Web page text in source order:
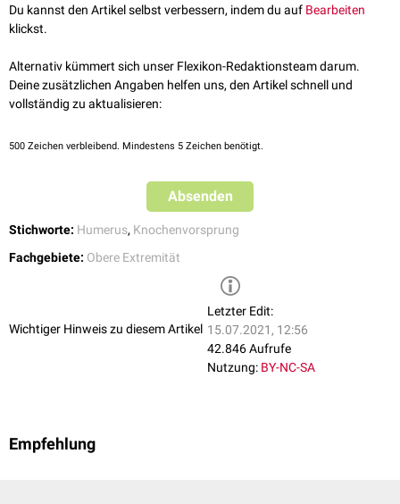
Tuberculum minus liegt
des Tuberculum majus.
derSulcus intertubercularis.
Du kannst den Artikel selbst verbessern, indem du auf Bearbeiten
klickst.
Alternativ kümmert sich unser Flexikon-Redaktionsteam darum.
Deine zusätzlichen Angaben helfen uns, den Artikel schnell und
vollständig zu aktualisieren:
500 Zeichen verbleibend. Mindestens 5 Zeichen benötigt.
Absenden
Stichworte: Humerus, Knochenvorsprung
Fachgebiete: Obere Extremität
Wichtiger Hinweis zu diesem Artikel
Letzter Edit:
15.07.2021, 12:56
42.846 Aufrufe
Nutzung: BY-NC-SA
Empfehlung